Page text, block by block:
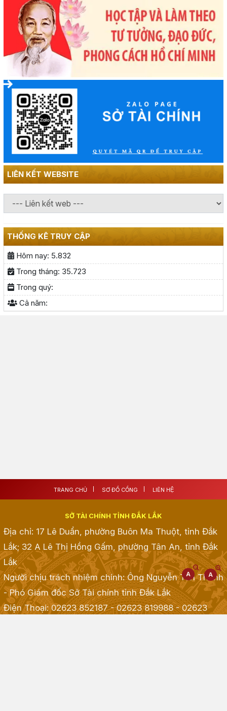
LIÊN KẾT WEBSITE
THỐNG KÊ TRUY CẬP
Hôm nay: 5.832
Trong tháng: 35.723
Trong quý:
Cả năm:
TRANG CHỦ SƠ ĐỒ CỔNG LIÊN HỆ
SỞ TÀI CHÍNH TỈNH ĐẮK LẮK
Địa chỉ: 17 Lê Duẩn, phường Buôn Ma Thuột, tỉnh Đắk
Lắk; 32 A Lê Thị Hồng Gấm, phường Tân An, tỉnh Đắk
Lắk
Người chịu trách nhiệm chính: Ông Nguyễn Tấn Thành
- Phó Giám đốc Sở Tài chính tỉnh Đắk Lắk
Điện Thoại: 02623 852187 - 02623 819988 - 02623